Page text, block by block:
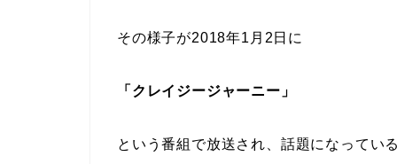
その様子が2018年1月2日に
「クレイジージャーニー」
という番組で放送され、話題になってい